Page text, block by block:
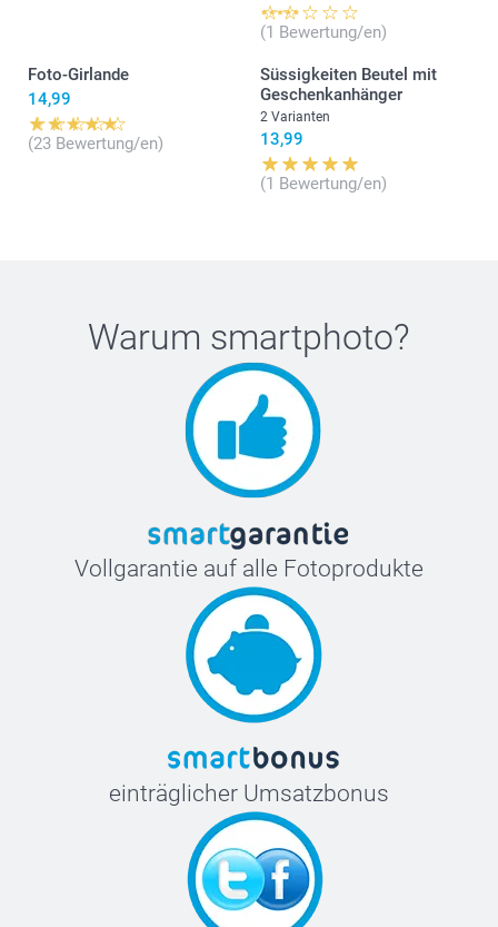
(1 Bewertung/en)
Foto-Girlande
14,99
(23 Bewertung/en)
Süssigkeiten Beutel mit
Geschenkanhänger
2 Varianten
13,99
(1 Bewertung/en)
Warum smartphoto?
Vollgarantie auf alle Fotoprodukte
einträglicher Umsatzbonus